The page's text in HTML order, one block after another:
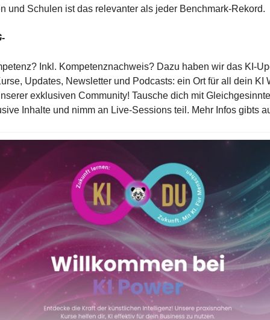
und Schulen ist das relevanter als jeder Benchmark-Rekord.
Inkl. Kompetenznachweis? Dazu haben wir das KI-
Updates, Newsletter und Podcasts: ein Ort für all dein KI
exklusiven Community! Tausche dich mit
Inhalte und nimm an Live-Sessions teil. Mehr Infos gibts